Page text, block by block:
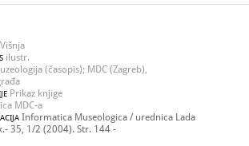
ilustr.
(časopis); MDC (Zagreb),
Prikaz knjige
MDC-a
Informatica Museologica / urednica Lada
35, 1/2 (2004). Str. 144 -